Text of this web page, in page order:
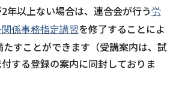
年以上ない場合は、連合会が行う労
係事務指定講習を修了することによ
たすことができます（受講案内は、試
する登録の案内に同封しておりま